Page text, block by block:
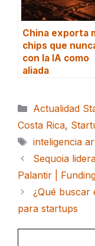
China exporta
chips que
con la IA como
aliada
Categorías
Actualidad
Costa Rica,
Etiquetas
inteligencia
Sequoia
Palantir |
¿Qué buscar
para startups